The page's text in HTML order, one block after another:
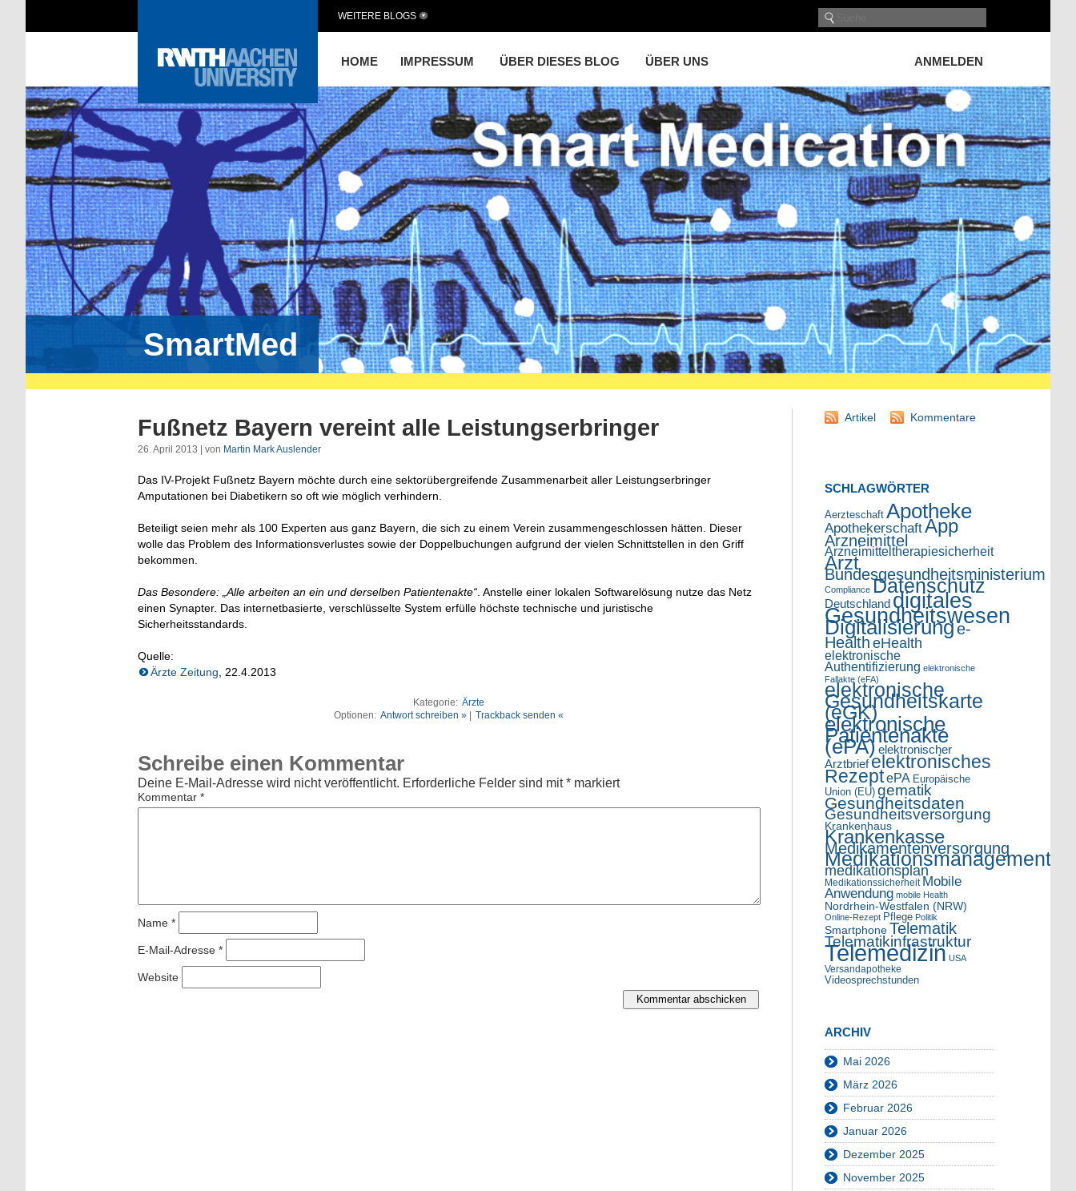
HOME IMPRESSUM ÜBER DIESES BLOG ÜBER UNS ANMELDEN
WEITERE BLOGS
SmartMed
Fußnetz Bayern vereint alle Leistungserbringer
26. April 2013 | von Martin Mark Auslender
Das IV-Projekt Fußnetz Bayern möchte durch eine sektorübergreifende Zusammenarbeit aller Leistungserbringer
Amputationen bei Diabetikern so oft wie möglich verhindern.
Beteiligt seien mehr als 100 Experten aus ganz Bayern, die sich zu einem Verein zusammengeschlossen hätten. Dieser
wolle das Problem des Informationsverlustes sowie der Doppelbuchungen aufgrund der vielen Schnittstellen in den Griff
bekommen.
Das Besondere: „Alle arbeiten an ein und derselben Patientenakte“ . Anstelle einer lokalen Softwarelösung nutze das Netz
einen Synapter. Das internetbasierte, verschlüsselte System erfülle höchste technische und juristische
Sicherheitsstandards.
Quelle:
Ärzte Zeitung , 22.4.2013
Kategorie: Ärzte
Optionen: Antwort schreiben »| Trackback senden «
Schreibe einen Kommentar
Deine E-Mail-Adresse wird nicht veröffentlicht. Erforderliche Felder sind mit* markiert
Kommentar *
Name *
E-Mail-Adresse *
Website
Artikel Kommentare
SCHLAGWÖRTER
Aerzteschaft Apotheke
ApothekerschaftApp
Arzneimittel
Arzneimitteltherapiesicherheit
Arzt
Bundesgesundheitsministerium
Compliance Datenschutz
Deutschlanddigitales
Gesundheitswesen
Digitalisierunge-
Health eHealth
elektronische
Authentifizierung elektronische
Fallakte (eFA)
elektronische
Gesundheitskarte
(eGK)
elektronische
Patientenakte
(ePA) elektronischer
Arztbriefelektronisches
RezeptePA Europäische
Union (EU) gematik
Gesundheitsdaten
Gesundheitsversorgung
Krankenhaus
Krankenkasse
Medikamentenversorgung
Medikationsmanagement
medikationsplan
Medikationssicherheit Mobile
Anwendung mobile Health
Nordrhein-Westfalen (NRW)
Online-Rezept Pflege Politik
Smartphone Telematik
Telematikinfrastruktur
Telemedizin USA
Versandapotheke
Videosprechstunden
ARCHIV
Mai 2026
März 2026
Februar 2026
Januar 2026
Dezember 2025
November 2025